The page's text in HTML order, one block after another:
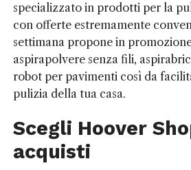
specializzato in prodotti per la
con offerte estremamente
settimana propone in
aspirapolvere senza fili,
robot per pavimenti così da
pulizia della tua casa.
Scegli Hoover
acquisti